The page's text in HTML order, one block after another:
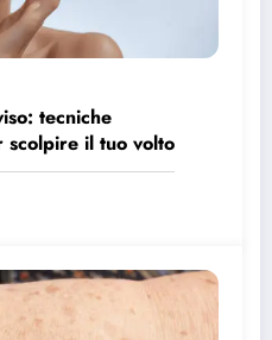
tecniche
scolpire il tuo volto